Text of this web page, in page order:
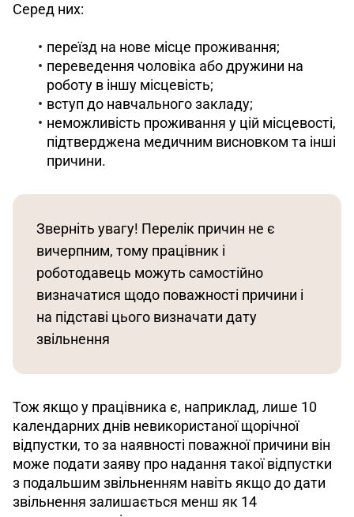
Серед них:
переїзд на нове місце проживання;
переведення чоловіка або дружини на
роботу в іншу місцевість;
вступ до навчального закладу;
неможливість проживання у цій місцевості,
підтверджена медичним висновком та інші
причини.
Зверніть увагу! Перелік причин не є
вичерпним, тому працівник і
роботодавець можуть самостійно
визначатися щодо поважності причини і
на підставі цього визначати дату
звільнення
Тож якщо у працівника є, наприклад, лише 10
календарних днів невикористаної щорічної
відпустки, то за наявності поважної причини він
може подати заяву про надання такої відпустки
з подальшим звільненням навіть якщо до дати
звільнення залишається менш як 14